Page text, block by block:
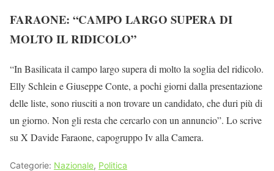
FARAONE: “CAMPO LARGO SUPERA DI
MOLTO IL RIDICOLO”
“In Basilicata il campo largo supera di molto la soglia del ridicolo.
Elly Schlein e Giuseppe Conte, a pochi giorni dalla presentazione
delle liste, sono riusciti a non trovare un candidato, che duri più di
un giorno. Non gli resta che cercarlo con un annuncio”. Lo scrive
su X Davide Faraone, capogruppo Iv alla Camera.
Categorie: Nazionale, Politica